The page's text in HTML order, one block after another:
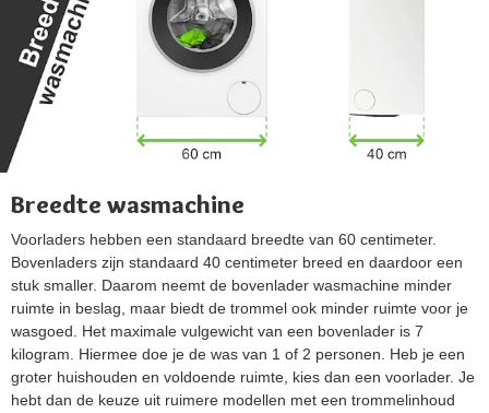
Breedte wasmachine
Voorladers hebben een standaard breedte van 60 centimeter.
Bovenladers zijn standaard 40 centimeter breed en daardoor een
stuk smaller. Daarom neemt de bovenlader wasmachine minder
ruimte in beslag, maar biedt de trommel ook minder ruimte voor je
wasgoed. Het maximale vulgewicht van een bovenlader is 7
kilogram. Hiermee doe je de was van 1 of 2 personen. Heb je een
groter huishouden en voldoende ruimte, kies dan een voorlader. Je
hebt dan de keuze uit ruimere modellen met een trommelinhoud